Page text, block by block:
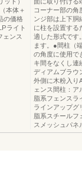
本体＋
の価格
ライト
ェンス
コーナー部の角
ンジ部は上下胴
に柱を設置する
適した形式です
ます。●間柱（
の角度に使用で
キ間をなくし連
ディアムブラウ
外側に木粉入り
ェンス間柱：ア
脂系フェンスラ
ラインアップグ
脂系スチールフ
スメッシュパネ